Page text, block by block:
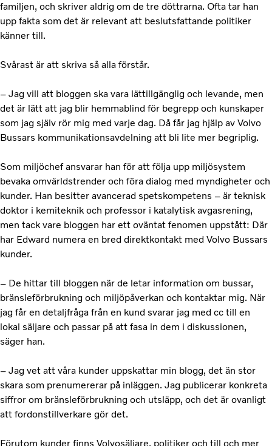
familjen, och skriver aldrig om de tre döttrarna. Ofta tar han
upp fakta som det är relevant att beslutsfattande politiker
känner till.
Svårast är att skriva så alla förstår.
– Jag vill att bloggen ska vara lättillgänglig och levande, men
det är lätt att jag blir hemmablind för begrepp och kunskaper
som jag själv rör mig med varje dag. Då får jag hjälp av Volvo
Bussars kommunikationsavdelning att bli lite mer begriplig.
Som miljöchef ansvarar han för att följa upp miljösystem
bevaka omvärldstrender och föra dialog med myndigheter och
kunder. Han besitter avancerad spetskompetens – är teknisk
doktor i kemiteknik och professor i katalytisk avgasrening,
men tack vare bloggen har ett oväntat fenomen uppstått: Där
har Edward numera en bred direktkontakt med Volvo Bussars
kunder.
– De hittar till bloggen när de letar information om bussar,
bränsleförbrukning och miljöpåverkan och kontaktar mig. När
jag får en detaljfråga från en kund svarar jag med cc till en
lokal säljare och passar på att fasa in dem i diskussionen,
säger han.
– Jag vet att våra kunder uppskattar min blogg, det än stor
skara som prenumererar på inläggen. Jag publicerar konkreta
siffror om bränsleförbrukning och utsläpp, och det är ovanligt
att fordonstillverkare gör det.
Förutom kunder finns Volvosäljare, politiker och till och mer